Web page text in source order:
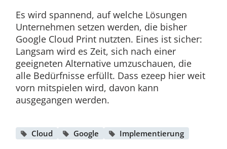
Es wird spannend, auf welche Lösungen
Unternehmen setzen werden, die bisher
Google Cloud Print nutzten. Eines ist sicher:
Langsam wird es Zeit, sich nach einer
geeigneten Alternative umzuschauen, die
alle Bedürfnisse erfüllt. Dass ezeep hier weit
vorn mitspielen wird, davon kann
ausgegangen werden.
Cloud Google Implementierung